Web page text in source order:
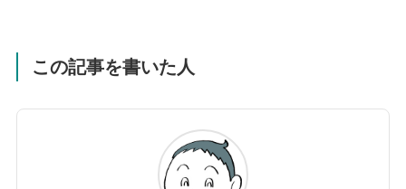
この記事を書いた人